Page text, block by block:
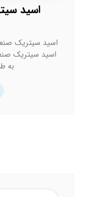
اسید
اسید سیتریک
اسید سیتریک
به